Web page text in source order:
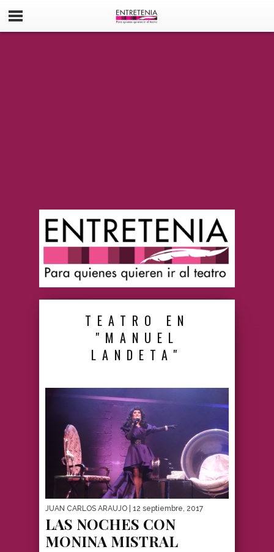
TEATRO EN
"MANUEL
LANDETA"
JUAN CARLOS ARAUJO | 12 septiembre, 2017
LAS NOCHES CON
MONINA MISTRAL